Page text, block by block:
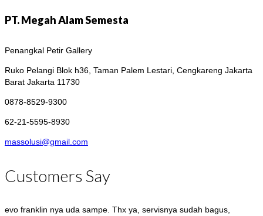
PT. Megah Alam Semesta
Penangkal Petir Gallery
Ruko Pelangi Blok h36, Taman Palem Lestari, Cengkareng Jakarta
Barat Jakarta 11730
0878-8529-9300
62-21-5595-8930
massolusi@gmail.com
Customers Say
evo franklin nya uda sampe. Thx ya, servisnya sudah bagus,